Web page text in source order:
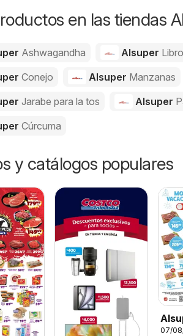
en las tiendas
Ashwagandha Alsuper
Conejo Alsuper Manzanas
Jarabe para la tos Alsuper
Cúrcuma
y catálogos populares
07/